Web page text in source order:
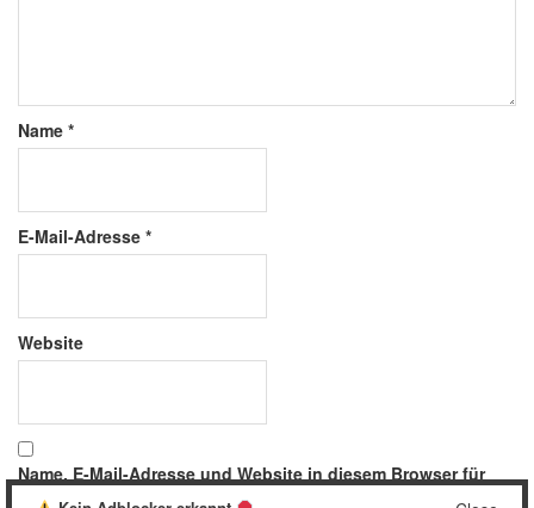
Name *
E-Mail-Adresse *
Website
Name, E-Mail-Adresse und Website in diesem Browser für
meinen nächsten Kommentar speichern.